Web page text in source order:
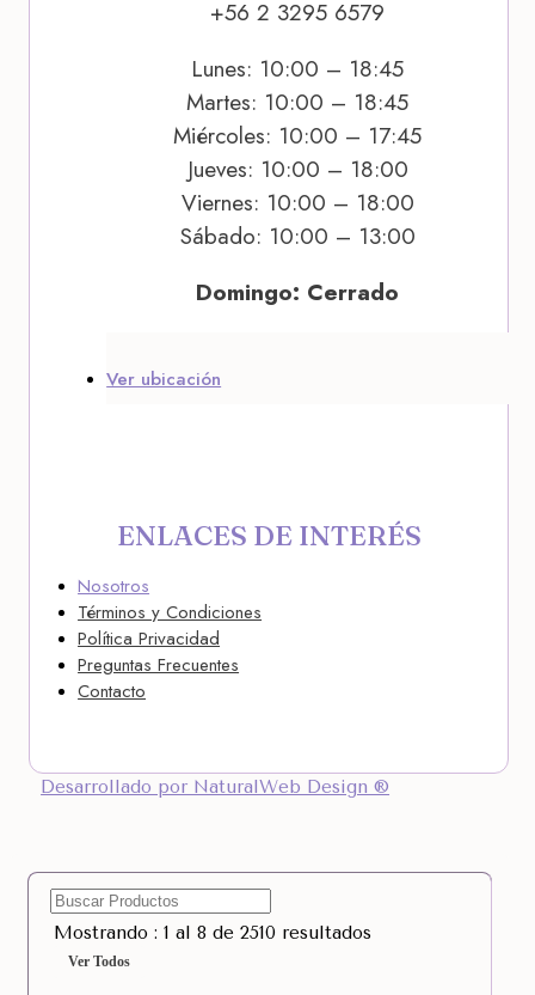
+56 2 3295 6579
Lunes: 10:00 – 18:45
Martes: 10:00 – 18:45
Miércoles: 10:00 – 17:45
Jueves: 10:00 – 18:00
Viernes: 10:00 – 18:00
Sábado: 10:00 – 13:00
Domingo: Cerrado
Ver ubicación
ENLACES DE INTERÉS
Nosotros
Términos y Condiciones
Política Privacidad
Preguntas Frecuentes
Contacto
Desarrollado por NaturalWeb Design ®
Mostrando : 1 al 8 de 2510 resultados
Ver Todos